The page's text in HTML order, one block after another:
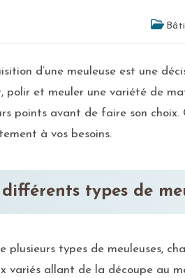
d’une meuleuse est une
polir et meuler une variété de
points avant de faire son
à vos besoins.
différents types de
plusieurs types de meuleuses,
variés allant de la découpe au